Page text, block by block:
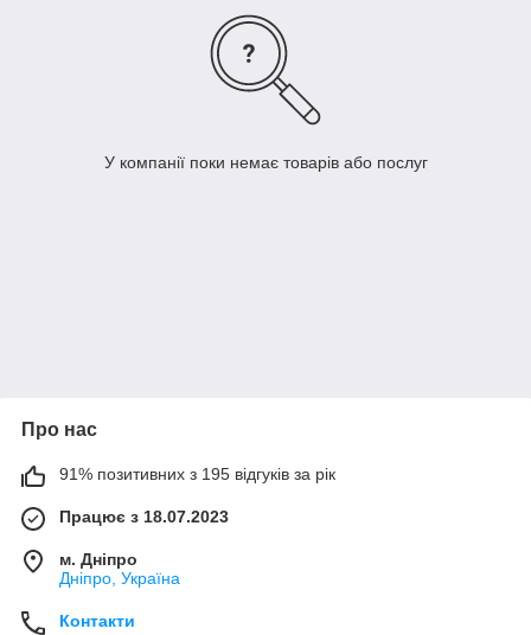
У компанії поки немає товарів або послуг
Про нас
91% позитивних з 195 відгуків за рік
Працює з 18.07.2023
м. Дніпро
Дніпро, Україна
Контакти